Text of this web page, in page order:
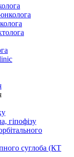
гіпофізу
суглоба (КТ